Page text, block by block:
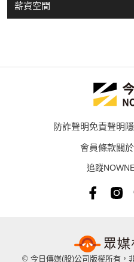
薪資空間
防詐聲明免責聲明
會員條款關
追蹤
© 今日傳媒(股)公司版權所有，